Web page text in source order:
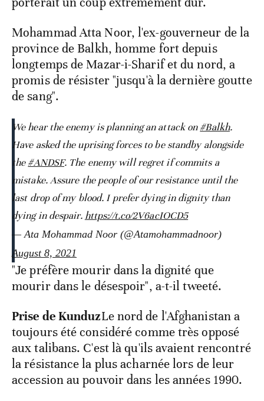
Mohammad Atta Noor, l'ex-gouverneur de la
province de Balkh, homme fort depuis
longtemps de Mazar-i-Sharif et du nord, a
promis de résister "jusqu'à la dernière goutte
de sang".
We hear the enemy is planning an attack on#Balkh.
Have asked the uprising forces to be standby alongside
the#ANDSF. The enemy will regret if commits a
mistake. Assure the people of our resistance until the
last drop of my blood. I prefer dying in dignity than
dying in despair.https://t.co/2V6acIOCD5
— Ata Mohammad Noor (@Atamohammadnoor)
August 8, 2021
"Je préfère mourir dans la dignité que
mourir dans le désespoir", a-t-il tweeté.
Prise de KunduzLe nord de l'Afghanistan a
toujours été considéré comme très opposé
aux talibans. C'est là qu'ils avaient rencontré
la résistance la plus acharnée lors de leur
accession au pouvoir dans les années 1990.